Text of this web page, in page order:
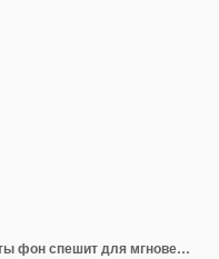
Предложение последней минуты фон спешит для мгновенного снижения цены